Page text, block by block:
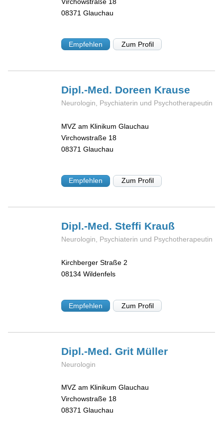
08371 Glauchau
Empfehlen Zum Profil
Dipl.-Med. Doreen Krause
Neurologin, Psychiaterin und Psychotherapeutin
MVZ am Klinikum Glauchau
Virchowstraße 18
08371 Glauchau
Empfehlen Zum Profil
Dipl.-Med. Steffi Krauß
Neurologin, Psychiaterin und Psychotherapeutin
Kirchberger Straße 2
08134 Wildenfels
Empfehlen Zum Profil
Dipl.-Med. Grit Müller
Neurologin
MVZ am Klinikum Glauchau
Virchowstraße 18
08371 Glauchau